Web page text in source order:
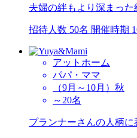
夫婦の絆もより深まった
招待人数 50名 開催時期
アットホーム
パパ・ママ
（9月～10月）秋
～20名
プランナーさんの人柄